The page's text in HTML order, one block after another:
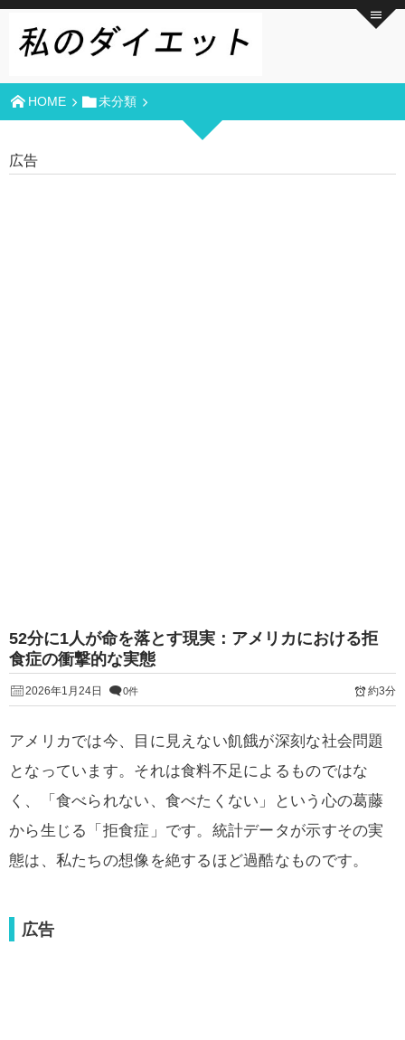
HOME 未分類
広告
52分に1人が命を落とす現実：アメリカにおける拒
食症の衝撃的な実態
2026年1月24日 0件 約3分
アメリカでは今、目に見えない飢餓が深刻な社会問題
となっています。それは食料不足によるものではな
く、「食べられない、食べたくない」という心の葛藤
から生じる「拒食症」です。統計データが示すその実
態は、私たちの想像を絶するほど過酷なものです。
広告